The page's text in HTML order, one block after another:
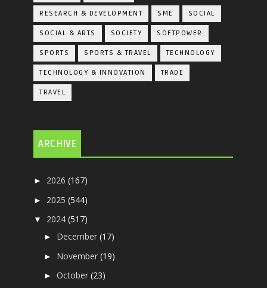
RESEARCH & DEVELOPMENT SME SOCIAL
SOCIAL & ARTS SOCIETY SOFTPOWER
SPORTS SPORTS & TRAVEL TECHNOLOGY
TECHNOLOGY & INNOVATION TRADE
TRAVEL
ARCHIVE
► 2026(167)
► 2025(544)
▼ 2024(517)
► December(17)
► November(19)
►October(23)